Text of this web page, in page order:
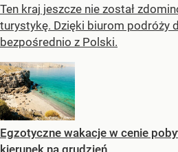
Ten kraj jeszcze nie został
turystykę. Dzięki biurom podróży
bezpośrednio z Polski.
Egzotyczne wakacje w cenie
kierunek na grudzień